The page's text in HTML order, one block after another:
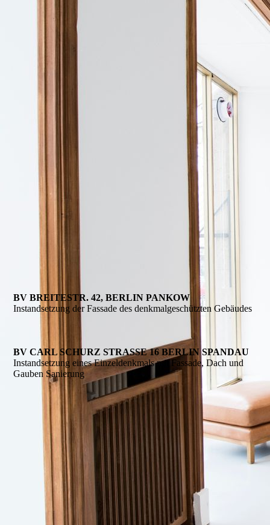
BV BREITESTR. 42, BERLIN PANKOW
Instandsetzung der Fassade des denkmalgeschützten Gebäudes
BV CARL SCHURZ STRASSE 16 BERLIN SPANDAU
Instandsetzung eines Einzeldenkmals mit Fassade, Dach und
Gauben Sanierung